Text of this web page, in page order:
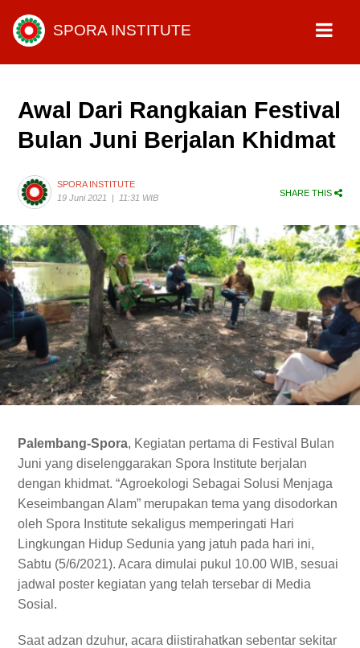
SPORA INSTITUTE
Awal Dari Rangkaian Festival
Bulan Juni Berjalan Khidmat
SPORA INSTITUTE
19 Juni 2021
| 11:31 WIB SHARE THIS
Palembang-Spora, Kegiatan pertama di Festival Bulan
Juni yang diselenggarakan Spora Institute berjalan
dengan khidmat. “Agroekologi Sebagai Solusi Menjaga
Keseimbangan Alam” merupakan tema yang disodorkan
oleh Spora Institute sekaligus memperingati Hari
Lingkungan Hidup Sedunia yang jatuh pada hari ini,
Sabtu (5/6/2021). Acara dimulai pukul 10.00 WIB, sesuai
jadwal poster kegiatan yang telah tersebar di Media
Sosial.
Saat adzan dzuhur, acara diistirahatkan sebentar sekitar